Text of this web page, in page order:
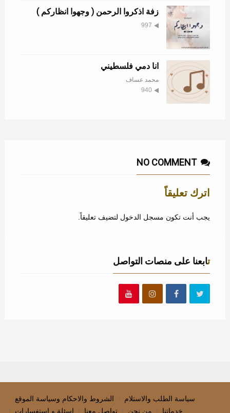
زفة اذكروا الرحمن ( وجهوا انظاركم )
997
انا دمي فلسطيني
محمد عساف
940
NO COMMENT
اترك تعليقاً
يجب أنت تكون مسجل الدخول لتضيف تعليقاً.
تابعنا على منصات التواصل
الشروط والاحكام وسياسة الموقع
سياسة الطلب والاستلام
اسئلة و استفسارات
تواصل معنا من نحن خدماتنا